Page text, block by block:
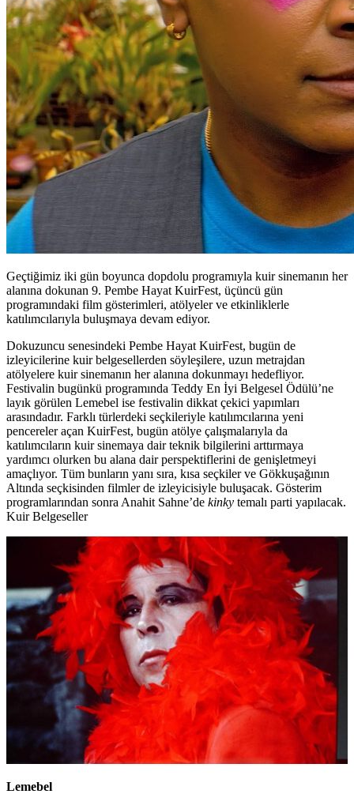
Geçtiğimiz iki gün boyunca dopdolu programıyla kuir sinemanın her
alanına dokunan 9. Pembe Hayat KuirFest, üçüncü gün
programındaki film gösterimleri, atölyeler ve etkinliklerle
katılımcılarıyla buluşmaya devam ediyor.
Dokuzuncu senesindeki Pembe Hayat KuirFest, bugün de
izleyicilerine kuir belgesellerden söyleşilere, uzun metrajdan
atölyelere kuir sinemanın her alanına dokunmayı hedefliyor.
Festivalin bugünkü programında Teddy En İyi Belgesel Ödülü’ne
layık görülen Lemebel ise festivalin dikkat çekici yapımları
arasındadır. Farklı türlerdeki seçkileriyle katılımcılarına yeni
pencereler açan KuirFest, bugün atölye çalışmalarıyla da
katılımcıların kuir sinemaya dair teknik bilgilerini arttırmaya
yardımcı olurken bu alana dair perspektiflerini de genişletmeyi
amaçlıyor. Tüm bunların yanı sıra, kısa seçkiler ve Gökkuşağının
Altında seçkisinden filmler de izleyicisiyle buluşacak. Gösterim
programlarından sonra Anahit Sahne’de kinky temalı parti yapılacak.
Kuir Belgeseller
Lemebel